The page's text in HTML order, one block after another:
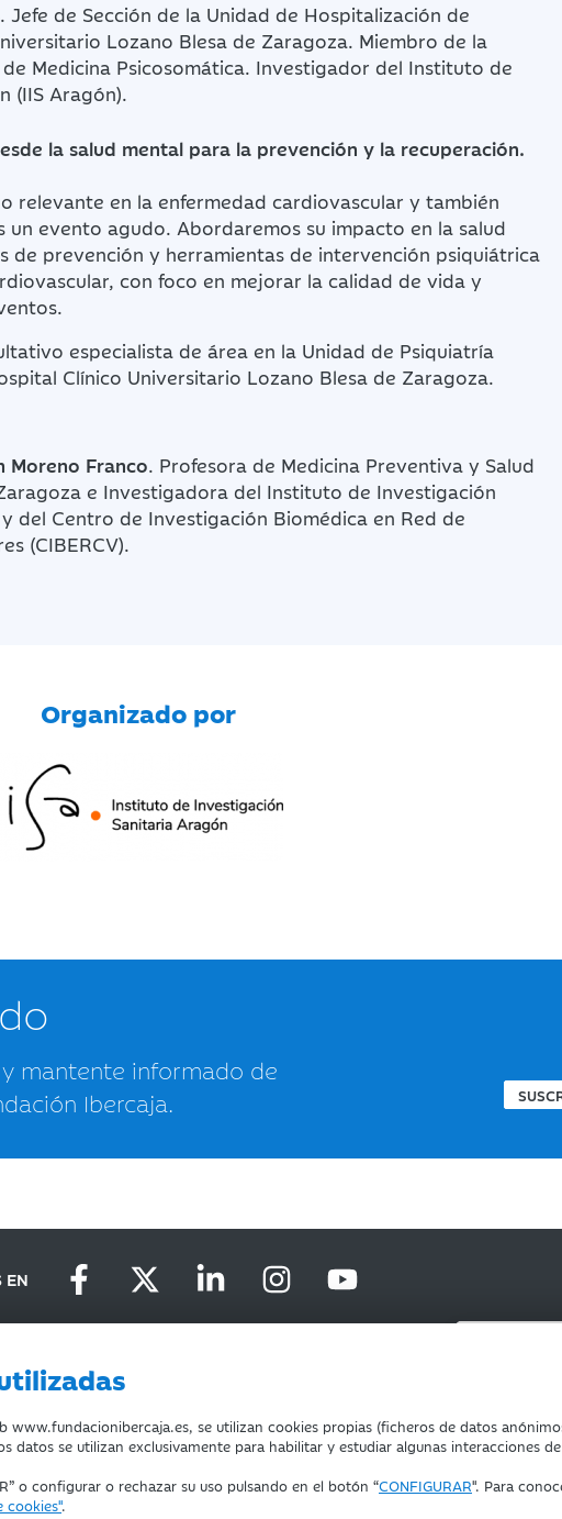
se utilizan cookies propias (ficheros de datos
datos se utilizan exclusivamente para habilitar y estudiar algunas interacciones
o configurar o rechazar su uso pulsando en el botón “CONFIGURAR". Para
cookies".
. Jefe de Sección de la Unidad de Hospitalización de
Lozano Blesa de Zaragoza. Miembro de la
Medicina Psicosomática. Investigador del Instituto de
(IIS Aragón).
la salud mental para la prevención y la recuperación.
relevante en la enfermedad cardiovascular y también
un evento agudo. Abordaremos su impacto en la salud
de prevención y herramientas de intervención psiquiátrica
con foco en mejorar la calidad de vida y
especialista de área en la Unidad de Psiquiatría
Clínico Universitario Lozano Blesa de Zaragoza.
Moreno Franco. Profesora de Medicina Preventiva y Salud
e Investigadora del Instituto de Investigación
del Centro de Investigación Biomédica en Red de
(CIBERCV).
Organizado por
mantente informado de
Ibercaja.
las
entrada
EN
COOKIES